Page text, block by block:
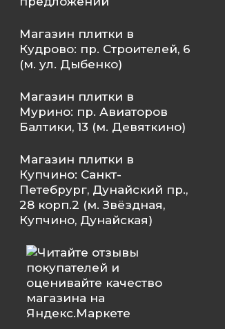
Магазин плитки в
Кудрово: пр. Строителей, 6
(м. ул. Дыбенко)
Магазин плитки в
Мурино: пр. Авиаторов
Балтики, 13 (м. Девяткино)
Магазин плитки в
Купчино: Санкт-
Петебрург, Дунайский пр.,
28 корп.2 (м. Звёздная,
Купчино, Дунайская)